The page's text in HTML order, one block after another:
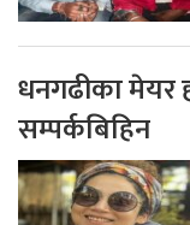
धनगढीका मेयर
सम्पर्कबिहिन